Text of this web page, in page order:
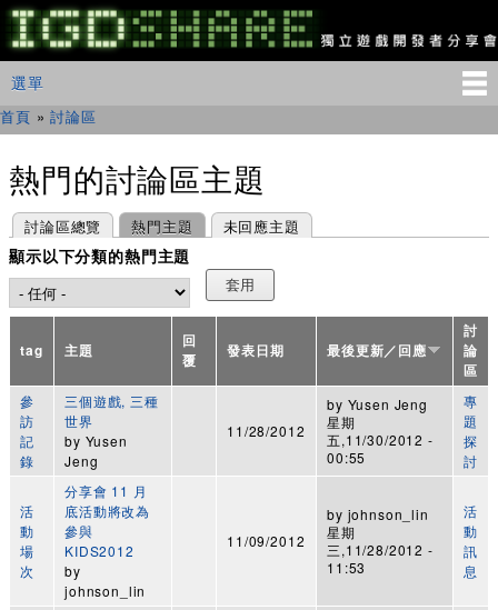
移
至
主
IGDSHARE
獨
遊
發
會
主選單
選單
您在這裡
首頁 »討論區
熱門的討論區主題
主要索引標籤
討論區總覽 熱門主題
(作用中頁籤) 未回應主題
顯示以下分類的熱門主題
tag 主題
回
覆
發表日期 最後更新／回應
討
論
區
參
訪
記
錄
三個遊戲, 三種
世界
by Yusen
Jeng
11/28/2012
by Yusen Jeng
星期
五,11/30/2012 -
00:55
專
題
探
討
活
動
場
次
分享會 11 月
底活動將改為
參與
KIDS2012
by
johnson_lin
11/09/2012
by johnson_lin
星期
三,11/28/2012 -
11:53
活
動
訊
息